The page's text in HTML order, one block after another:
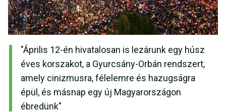
"Április 12-én hivatalosan is lezárunk egy húsz
éves korszakot, a Gyurcsány-Orbán rendszert,
amely cinizmusra, félelemre és hazugságra
épül, és másnap egy új Magyarországon
ébredünk"